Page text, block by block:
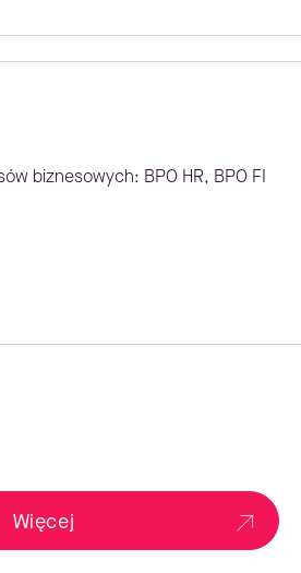
biznesowych: BPO HR, BPO FI
Więcej